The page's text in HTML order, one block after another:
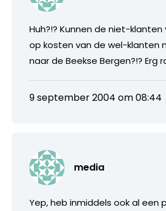
Huh?!? Kunnen de niet-klanten
op kosten van de wel-klanten
naar de Beekse Bergen?!? Erg
9 september 2004 om 08:44
media
Yep, heb inmiddels ook al een